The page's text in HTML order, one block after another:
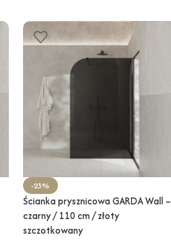
-23%
Ścianka prysznicowa GARDA Wall –
czarny / 110 cm / złoty
szczotkowany